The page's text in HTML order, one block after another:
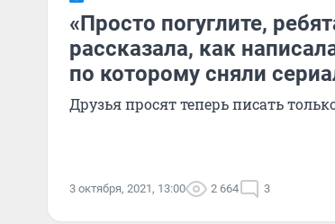
«Просто погуглите,
рассказала, как
по которому сняли
Друзья просят теперь писать
3 октября, 2021, 13:00 2 664 3